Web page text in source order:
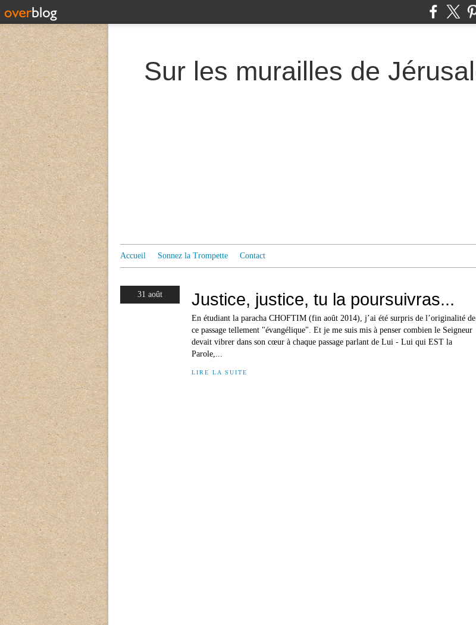
Accueil Sonnez la Trompette Contact
31 août Justice, justice, tu la poursuivras...
En étudiant la paracha CHOFTIM (fin août 2014), j’ai été surpris de l’originalité de
ce passage tellement "évangélique". Et je me suis mis à penser combien le Seigneur
devait vibrer dans son cœur à chaque passage parlant de Lui - Lui qui EST la
Parole,...
LIRE LA SUITE